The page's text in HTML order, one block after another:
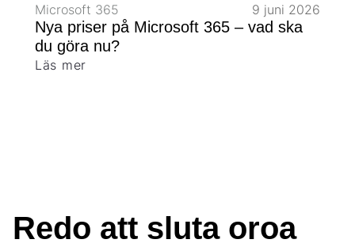
Microsoft 365 9 juni 2026
Nya priser på Microsoft 365 – vad ska
du göra nu?
Läs mer
Redo att sluta oroa